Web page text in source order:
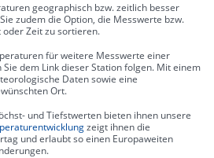
geographisch bzw. zeitlich besser
zudem die Option, die Messwerte bzw.
oder Zeit zu sortieren.
für weitere Messwerte einer
dem Link dieser Station folgen. Mit einem
Daten sowie eine
Ort.
und Tiefstwerten bieten ihnen unsere
zeigt ihnen die
und erlaubt so einen Europaweiten